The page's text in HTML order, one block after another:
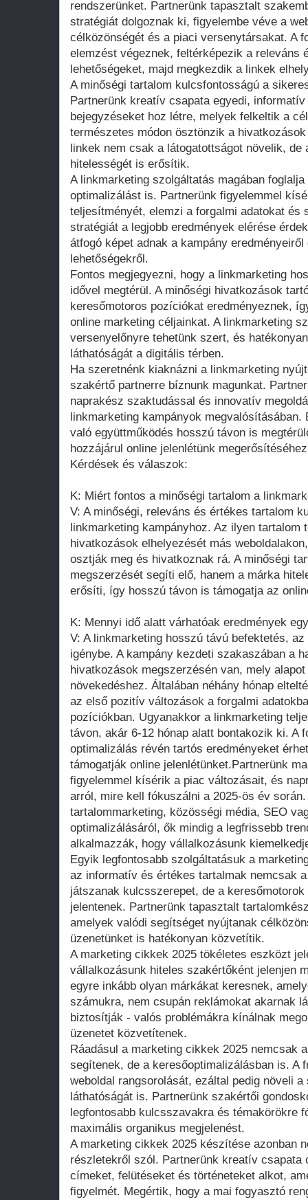
rendszerünket. Partnerünk tapasztalt
stratégiát dolgoznak ki, figyelembe véve a
célközönségét és a piaci versenytársakat. A
elemzést végeznek, feltérképezik a releváns
lehetőségeket, majd megkezdik a linkek
A minőségi tartalom kulcsfontosságú a
Partnerünk kreatív csapata egyedi,
bejegyzéseket hoz létre, melyek felkeltik a
természetes módon ösztönzik a
linkek nem csak a látogatottságot növelik, de
hitelességét is erősítik.
A linkmarketing szolgáltatás magában
optimalizálást is. Partnerünk figyelemmel
teljesítményét, elemzi a forgalmi adatokat és
stratégiát a legjobb eredmények elérése
átfogó képet adnak a kampány
lehetőségekről.
Fontos megjegyezni, hogy a linkmarketing
idővel megtérül. A minőségi hivatkozások
keresőmotoros pozíciókat eredményeznek,
online marketing céljainkat. A linkmarketing
versenyelőnyre tehetünk szert, és
láthatóságát a digitális térben.
Ha szeretnénk kiaknázni a linkmarketing
szakértő partnerre bíznunk magunkat.
naprakész szaktudással és innovatív
linkmarketing kampányok megvalósításában.
való együttműködés hosszú távon is
hozzájárul online jelenlétünk
Kérdések és válaszok:
K: Miért fontos a minőségi tartalom a
V: A minőségi, releváns és értékes tartalom
linkmarketing kampányhoz. Az ilyen tartalom
hivatkozások elhelyezését más
osztják meg és hivatkoznak rá. A minőségi
megszerzését segíti elő, hanem a márka
erősíti, így hosszú távon is támogatja az
K: Mennyi idő alatt várhatóak eredmények
V: A linkmarketing hosszú távú befektetés,
igénybe. A kampány kezdeti szakaszában a
hivatkozások megszerzésén van, mely
növekedéshez. Általában néhány hónap
az első pozitív változások a forgalmi
pozíciókban. Ugyanakkor a linkmarketing
távon, akár 6-12 hónap alatt bontakozik ki. A
optimalizálás révén tartós eredményeket
támogatják online jelenlétünket.Partnerünk
figyelemmel kísérik a piac változásait, és
arról, mire kell fókuszálni a 2025-ös év
tartalommarketing, közösségi média, SEO
optimalizálásáról, ők mindig a legfrissebb
alkalmazzák, hogy vállalkozásunk
Egyik legfontosabb szolgáltatásuk a
az informatív és értékes tartalmak nemcsak
játszanak kulcsszerepet, de a
jelentenek. Partnerünk tapasztalt
amelyek valódi segítséget nyújtanak
üzenetünket is hatékonyan közvetítik.
A marketing cikkek 2025 tökéletes eszközt
vállalkozásunk hiteles szakértőként jelenjen
egyre inkább olyan márkákat keresnek,
számukra, nem csupán reklámokat akarnak
biztosítják - valós problémákra kínálnak
üzenetet közvetítenek.
Ráadásul a marketing cikkek 2025 nemcsak
segítenek, de a keresőoptimalizálásban is. A
weboldal rangsorolását, ezáltal pedig növeli
láthatóságát is. Partnerünk szakértői
legfontosabb kulcsszavakra és témakörökre
maximális organikus megjelenést.
A marketing cikkek 2025 készítése azonban
részletekről szól. Partnerünk kreatív csapata
címeket, felütéseket és történeteket alkot,
figyelmét. Megértik, hogy a mai fogyasztó